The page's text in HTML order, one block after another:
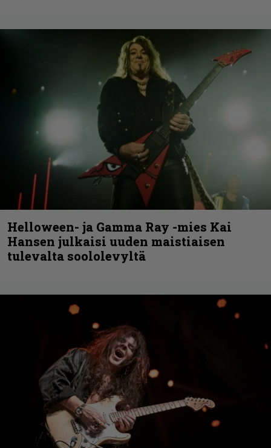
Helloween- ja Gamma Ray -mies Kai
Hansen julkaisi uuden maistiaisen
tulevalta soololevyltä